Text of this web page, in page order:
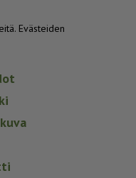
Evästeiden